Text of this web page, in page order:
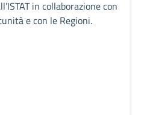
in collaborazione con
e con le Regioni.